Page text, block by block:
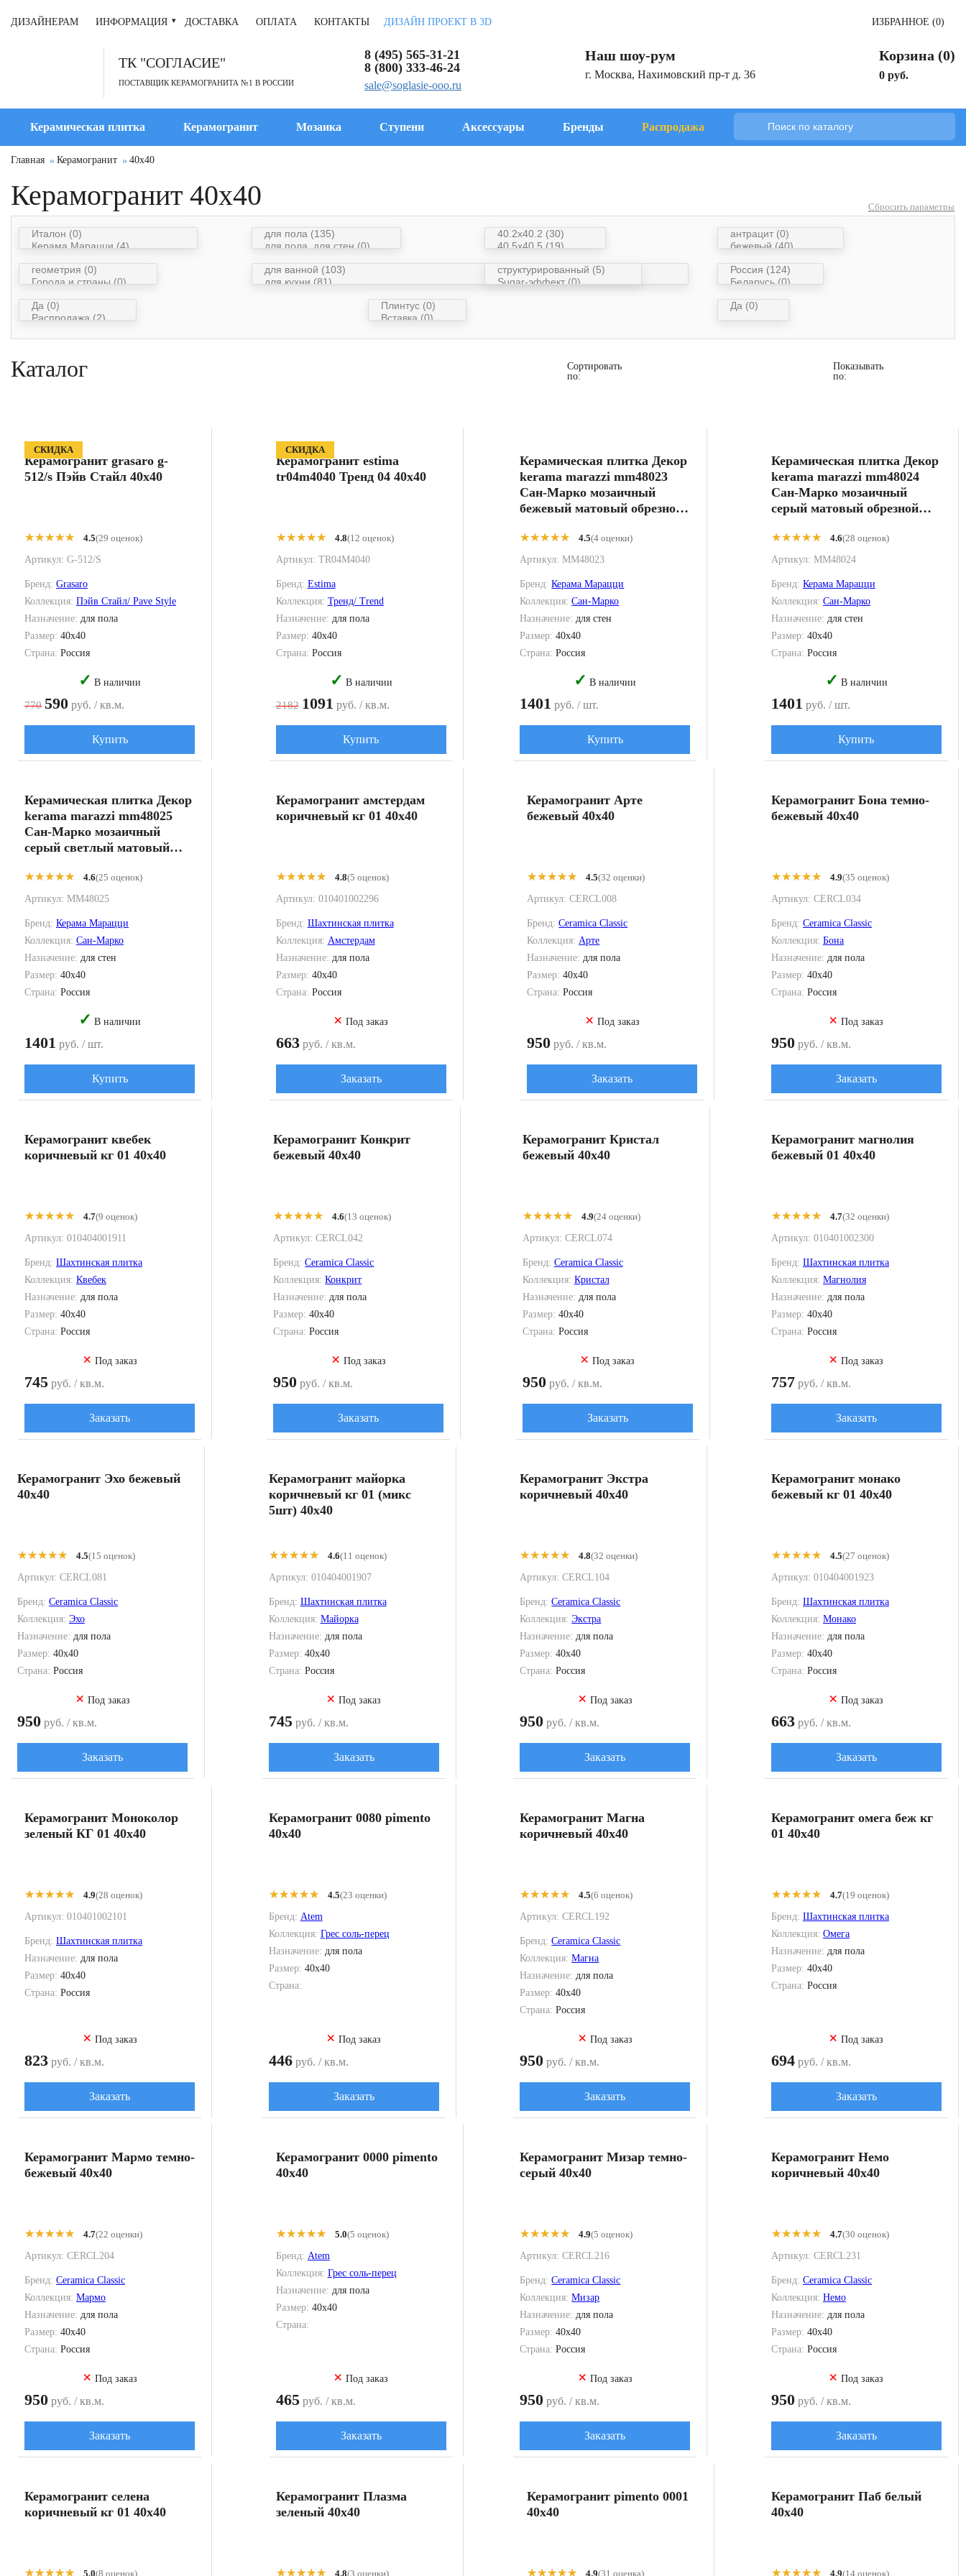
ДИЗАЙНЕРАМ ИНФОРМАЦИЯ ДОСТАВКА ОПЛАТА КОНТАКТЫ ДИЗАЙН ПРОЕКТ В 3D ИЗБРАННОЕ (0)
ТК "СОГЛАСИЕ"
ПОСТАВЩИК КЕРАМОГРАНИТА №1 В РОССИИ
8 (495) 565-31-21
8 (800) 333-46-24
sale@soglasie-ooo.ru
Наш шоу-рум
г. Москва, Нахимовский пр-т д. 36
Корзина (0)
0 руб.
Керамическая плитка Керамогранит Мозаика Ступени Аксессуары Бренды Распродажа
Главная Керамогранит 40x40
Керамогранит 40x40 Сбросить параметры
Каталог
Сортировать
по:
Показывать
по:
СКИДКА
Керамогранит grasaro g-
512/s Пэйв Стайл 40x40
★★★★★
★★★★★ 4.5(29 оценок)
Артикул: G-512/S
Бренд: Grasaro
Коллекция: Пэйв Стайл/ Pave Style
Назначение: для пола
Размер: 40x40
Страна: Россия
✓ В наличии
770 590 руб. / кв.м.
Купить
СКИДКА
Керамогранит estima
tr04m4040 Тренд 04 40x40
★★★★★
★★★★★ 4.8(12 оценок)
Артикул: TR04M4040
Бренд: Estima
Коллекция: Тренд/ Trend
Назначение: для пола
Размер: 40x40
Страна: Россия
✓ В наличии
2182 1091 руб. / кв.м.
Купить
Керамическая плитка Декор
kerama marazzi mm48023
Сан-Марко мозаичный
бежевый матовый обрезной
★★★★★
★★★★★ 4.5(4 оценки)
Артикул:MM48023
Бренд:Керама Марацци
Коллекция:Сан-Марко
Назначение:для стен
Размер:40x40
Страна:Россия
✓ В наличии
1401 руб. / шт.
Купить
Керамическая плитка Декор
kerama marazzi mm48024
Сан-Марко мозаичный
серый матовый обрезной
★★★★★
★★★★★ 4.6(28 оценок)
Артикул: MM48024
Бренд: Керама Марацци
Коллекция: Сан-Марко
Назначение: для стен
Размер: 40x40
Страна: Россия
✓ В наличии
1401 руб. / шт.
Купить
Керамическая плитка Декор
kerama marazzi mm48025
Сан-Марко мозаичный
серый светлый матовый
★★★★★
★★★★★ 4.6(25 оценок)
Артикул: MM48025
Бренд: Керама Марацци
Коллекция: Сан-Марко
Назначение: для стен
Размер: 40x40
Страна: Россия
✓ В наличии
1401 руб. / шт.
Купить
Керамогранит амстердам
коричневый кг 01 40x40
★★★★★
★★★★★ 4.8(5 оценок)
Артикул: 010401002296
Бренд: Шахтинская плитка
Коллекция: Амстердам
Назначение: для пола
Размер: 40x40
Страна: Россия
× Под заказ
663руб. / кв.м.
Заказать
Керамогранит Арте
бежевый 40x40
★★★★★
★★★★★ 4.5(32 оценки)
Артикул:CERCL008
Бренд:Ceramica Classic
Коллекция:Арте
Назначение:для пола
Размер:40x40
Страна:Россия
× Под заказ
950 руб. / кв.м.
Заказать
Керамогранит Бона темно-
бежевый 40x40
★★★★★
★★★★★ 4.9(35 оценок)
Артикул: CERCL034
Бренд: Ceramica Classic
Коллекция: Бона
Назначение: для пола
Размер: 40x40
Страна: Россия
× Под заказ
950руб. / кв.м.
Заказать
Керамогранит квебек
коричневый кг 01 40x40
★★★★★
★★★★★ 4.7(9 оценок)
Артикул: 010404001911
Бренд: Шахтинская плитка
Коллекция: Квебек
Назначение: для пола
Размер: 40x40
Страна: Россия
× Под заказ
745 руб. / кв.м.
Заказать
Керамогранит Конкрит
бежевый 40x40
★★★★★
★★★★★ 4.6(13 оценок)
Артикул:CERCL042
Бренд:Ceramica Classic
Коллекция:Конкрит
Назначение:для пола
Размер:40x40
Страна:Россия
× Под заказ
950 руб. / кв.м.
Заказать
Керамогранит Кристал
бежевый 40x40
★★★★★
★★★★★ 4.9(24 оценки)
Артикул: CERCL074
Бренд: Ceramica Classic
Коллекция: Кристал
Назначение: для пола
Размер: 40x40
Страна: Россия
× Под заказ
950руб. / кв.м.
Заказать
Керамогранит магнолия
бежевый 01 40x40
★★★★★
★★★★★ 4.7(32 оценки)
Артикул: 010401002300
Бренд: Шахтинская плитка
Коллекция: Магнолия
Назначение: для пола
Размер: 40x40
Страна: Россия
× Под заказ
757 руб. / кв.м.
Заказать
Керамогранит Эхо бежевый
40x40
★★★★★
★★★★★ 4.5(15 оценок)
Артикул: CERCL081
Бренд: Ceramica Classic
Коллекция: Эхо
Назначение: для пола
Размер: 40x40
Страна: Россия
× Под заказ
950 руб. / кв.м.
Заказать
Керамогранит майорка
коричневый кг 01 (микс
5шт) 40x40
★★★★★
★★★★★ 4.6(11 оценок)
Артикул: 010404001907
Бренд: Шахтинская плитка
Коллекция: Майорка
Назначение: для пола
Размер: 40x40
Страна: Россия
× Под заказ
745руб. / кв.м.
Заказать
Керамогранит Экстра
коричневый 40x40
★★★★★
★★★★★ 4.8(32 оценки)
Артикул:CERCL104
Бренд:Ceramica Classic
Коллекция:Экстра
Назначение:для пола
Размер:40x40
Страна:Россия
× Под заказ
950 руб. / кв.м.
Заказать
Керамогранит монако
бежевый кг 01 40x40
★★★★★
★★★★★ 4.5(27 оценок)
Артикул: 010404001923
Бренд: Шахтинская плитка
Коллекция: Монако
Назначение: для пола
Размер: 40x40
Страна: Россия
× Под заказ
663руб. / кв.м.
Заказать
Керамогранит Моноколор
зеленый КГ 01 40x40
★★★★★
★★★★★ 4.9(28 оценок)
Артикул: 010401002101
Бренд: Шахтинская плитка
Назначение: для пола
Размер: 40x40
Страна: Россия
× Под заказ
823 руб. / кв.м.
Заказать
Керамогранит 0080 pimento
40x40
★★★★★
★★★★★ 4.5(23 оценки)
Бренд: Atem
Коллекция: Грес соль-перец
Назначение: для пола
Размер: 40x40
Страна:
× Под заказ
446руб. / кв.м.
Заказать
Керамогранит Магна
коричневый 40x40
★★★★★
★★★★★ 4.5(6 оценок)
Артикул:CERCL192
Бренд:Ceramica Classic
Коллекция:Магна
Назначение:для пола
Размер:40x40
Страна:Россия
× Под заказ
950 руб. / кв.м.
Заказать
Керамогранит омега беж кг
01 40x40
★★★★★
★★★★★ 4.7(19 оценок)
Бренд: Шахтинская плитка
Коллекция: Омега
Назначение: для пола
Размер: 40x40
Страна: Россия
× Под заказ
694руб. / кв.м.
Заказать
Керамогранит Мармо темно-
бежевый 40x40
★★★★★
★★★★★ 4.7(22 оценки)
Артикул: CERCL204
Бренд: Ceramica Classic
Коллекция: Мармо
Назначение: для пола
Размер: 40x40
Страна: Россия
× Под заказ
950 руб. / кв.м.
Заказать
Керамогранит 0000 pimento
40x40
★★★★★
★★★★★ 5.0(5 оценок)
Бренд: Atem
Коллекция: Грес соль-перец
Назначение: для пола
Размер: 40x40
Страна:
× Под заказ
465руб. / кв.м.
Заказать
Керамогранит Мизар темно-
серый 40x40
★★★★★
★★★★★ 4.9(5 оценок)
Артикул:CERCL216
Бренд:Ceramica Classic
Коллекция:Мизар
Назначение:для пола
Размер:40x40
Страна:Россия
× Под заказ
950 руб. / кв.м.
Заказать
Керамогранит Немо
коричневый 40x40
★★★★★
★★★★★ 4.7(30 оценок)
Артикул: CERCL231
Бренд: Ceramica Classic
Коллекция: Немо
Назначение: для пола
Размер: 40x40
Страна: Россия
× Под заказ
950руб. / кв.м.
Заказать
Керамогранит селена
коричневый кг 01 40x40
★★★★★
★★★★★ 5.0(8 оценок)
Керамогранит Плазма
зеленый 40x40
★★★★★
★★★★★ 4.8(3 оценки)
Керамогранит pimento 0001
40x40
★★★★★
★★★★★ 4.9(31 оценка)
Керамогранит Паб белый
40x40
★★★★★
★★★★★ 4.9(14 оценок)